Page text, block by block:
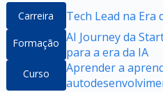
Carreira Tech Lead na Era
Formação AI Journey da
para a era da IA
Curso
Aprender a